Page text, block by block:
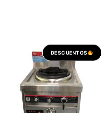
DESCUENTOS
El
original
era:
USD 706,00.
El